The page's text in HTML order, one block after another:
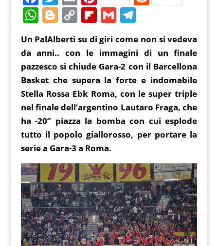
a
c
e
b
o
o
k
w
itt
er
m
ai
l
nt
er
e
st
di
t
W
h
at
s
A
p
p
Bl
g
g
er
C
p
y
Li
n
k
Fl
ip
b
o
ar
d
G
ai
l
T
e
gr
a
m
Un PalAlberti su di giri come non si vedeva
da anni.. con le immagini di un finale
pazzesco si chiude Gara-2 con il Barcellona
Basket che supera la forte e indomabile
Stella Rossa Ebk Roma, con le super triple
nel finale dell’argentino Lautaro Fraga, che
ha -20” piazza la bomba con cui esplode
tutto il popolo giallorosso, per portare la
serie a Gara-3 a Roma.